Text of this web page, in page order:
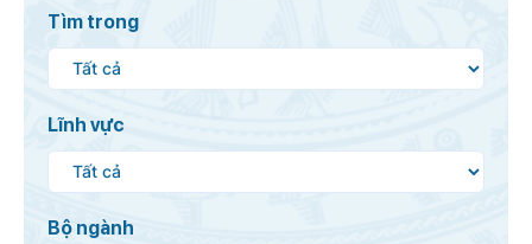
Tìm trong
Lĩnh vực
Bộ ngành